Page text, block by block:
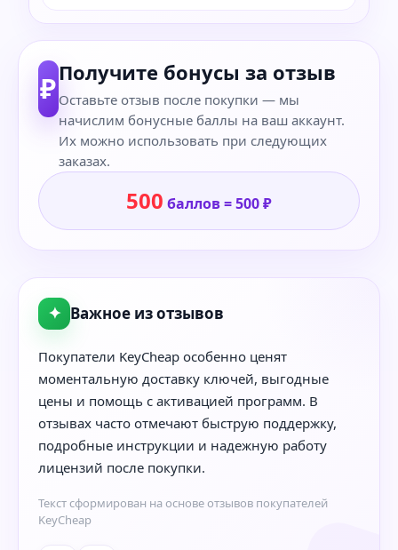
₽Получите бонусы за отзыв
Оставьте отзыв после покупки — мы
начислим бонусные баллы на ваш аккаунт.
Их можно использовать при следующих
заказах.
500 баллов = 500 ₽
✦ Важное из отзывов
Покупатели KeyCheap особенно ценят
моментальную доставку ключей, выгодные
цены и помощь с активацией программ. В
отзывах часто отмечают быструю поддержку,
подробные инструкции и надежную работу
лицензий после покупки.
Текст сформирован на основе отзывов покупателей
KeyCheap